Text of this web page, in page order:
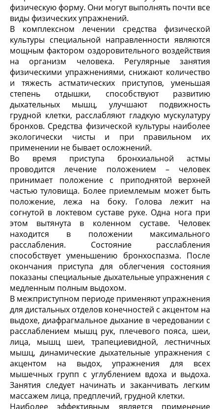
физическую форму. Они могут выполнять почти все
виды физических упражнений.
В комплексном лечении средства физической
культуры специальной направленности являются
мощным фактором оздоровительного воздействия
на организм человека. Регулярные занятия
физическими упражнениями, снижают количество
и тяжесть астматических приступов, уменьшая
степень отдышки, способствуют развитию
дыхательных мышц, улучшают подвижность
грудной клетки, расслабляют гладкую мускулатуру
бронхов. Средства физической культуры наиболее
экологически чисты и при правильном их
применении не бывает осложнений.
Во время приступа бронхиальной астмы
проводится лечение положением – человек
принимает положение с приподнятой верхней
частью туловища. Более приемлемым может быть
положение, лежа на боку. Голова лежит на
согнутой в локтевом суставе руке. Одна нога при
этом вытянута в коленном суставе. Человек
находится в положении максимального
расслабления. Состояние расслабления
способствует уменьшению бронхоспазма. После
окончания приступа для облегчения состояния
показаны специальные дыхательные упражнения с
медленным полным выдохом.
В межприступном периоде применяют упражнения
для дистальных отделов конечностей с акцентом на
выдохе, диафрагмальное дыхание в чередовании с
расслаблением мышц рук, плечевого пояса, шеи,
лица, мышц шеи, трапециевидной, лестничных
мышц, динамические дыхательные упражнения с
акцентом на выдох, упражнения для всех
мышечных групп с углублением вдоха и выдоха.
Занятия следует начинать и заканчивать легким
массажем лица, предплечий, грудной клетки.
Наиболее эффективным является применение